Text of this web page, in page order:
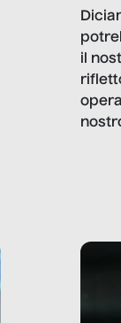
il